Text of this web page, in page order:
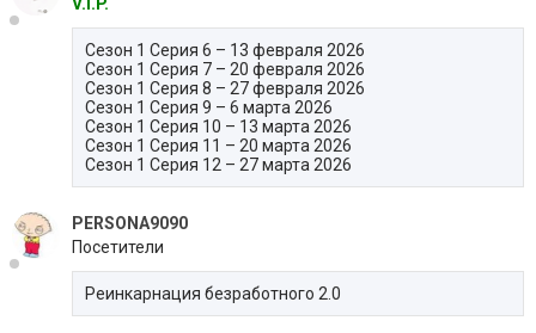
Сезон 1 Серия 6 – 13 февраля 2026
Сезон 1 Серия 7 – 20 февраля 2026
Сезон 1 Серия 8 – 27 февраля 2026
Сезон 1 Серия 9 – 6 марта 2026
Сезон 1 Серия 10 – 13 марта 2026
Сезон 1 Серия 11 – 20 марта 2026
Сезон 1 Серия 12 – 27 марта 2026
PERSONA9090
Посетители
Реинкарнация безработного 2.0